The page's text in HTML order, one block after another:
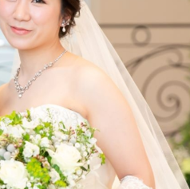
PLAN
プラン
PARTY
披露宴会場
DRESS
ドレス
ACCESS
アクセス